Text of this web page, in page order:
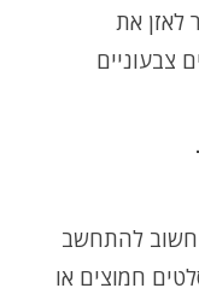
לאזן את
צבעוניים
חשוב להתחשב
חמוצים או